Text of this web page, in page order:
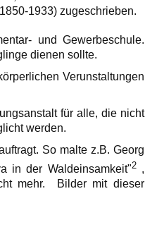
1933) zugeschrieben.
und Gewerbeschule.
dienen sollte.
Verunstaltungen
für alle, die nicht
werden.
So malte z.B. Georg
in der Waldeinsamkeit"2 ,
mehr. Bilder mit dieser